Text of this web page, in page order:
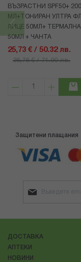
ВЪЗРАСТНИ SPF50+ 200
МЛ+ТОНИРАН УЛТРА
ЛИЦЕ 50МЛ+
50МЛ + ЧАНТА
25,73 € / 50.32 лв.
36,76 € / 71.90 лв.
Защитени плащания
ДОСТАВКА
АПТЕКИ
НОВИНИ